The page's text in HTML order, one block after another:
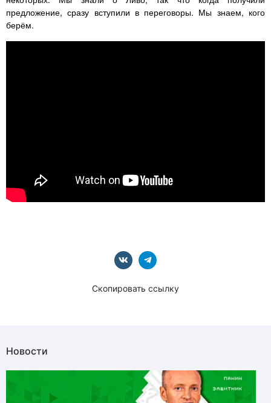
предложение, сразу вступили в переговоры. Мы знаем, кого
берём.
Скопировать ссылку
Новости